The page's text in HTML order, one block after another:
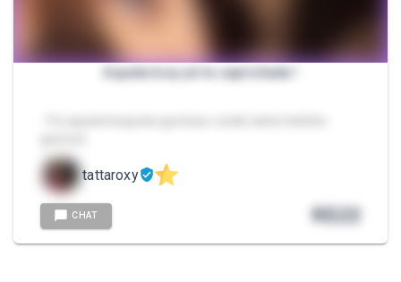
Aquela boq ué te caprichada !
tattaroxy
CHAT R$22